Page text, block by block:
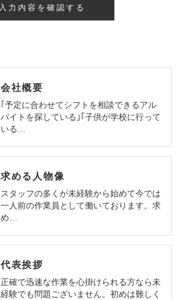
会社概要
｢予定に合わせてシフトを相談できるアル
バイトを探している｣｢子供が学校に行って
いる…
求める人物像
スタッフの多くが未経験から始めて今では
一人前の作業員として働いております。求
め…
代表挨拶
正確で迅速な作業を心掛けられる方なら未
経験でも問題ございません。初めは難しく